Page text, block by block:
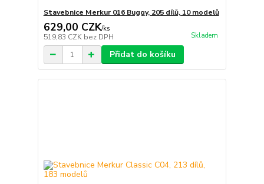
Stavebnice Merkur 016 Buggy, 205 dílů, 10 modelů
629,00 CZK/ks
519,83 CZK bez DPH Skladem
Přidat do košíku